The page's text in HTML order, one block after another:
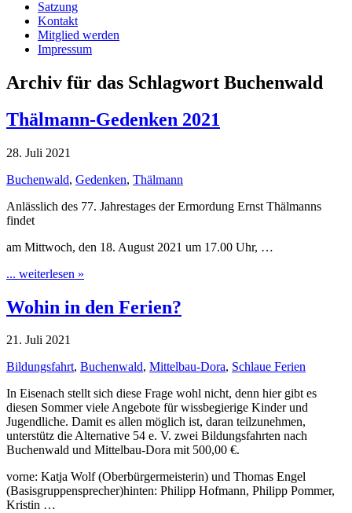
Satzung
Kontakt
Mitglied werden
Impressum
Archiv für das Schlagwort Buchenwald
Thälmann-Gedenken 2021
28. Juli 2021
Buchenwald, Gedenken, Thälmann
Anlässlich des 77. Jahrestages der Ermordung Ernst Thälmanns
findet
am Mittwoch, den 18. August 2021 um 17.00 Uhr, …
... weiterlesen »
Wohin in den Ferien?
21. Juli 2021
Bildungsfahrt, Buchenwald, Mittelbau-Dora, Schlaue Ferien
In Eisenach stellt sich diese Frage wohl nicht, denn hier gibt es
diesen Sommer viele Angebote für wissbegierige Kinder und
Jugendliche. Damit es allen möglich ist, daran teilzunehmen,
unterstütz die Alternative 54 e. V. zwei Bildungsfahrten nach
Buchenwald und Mittelbau-Dora mit 500,00 €.
vorne: Katja Wolf (Oberbürgermeisterin) und Thomas Engel
(Basisgruppensprecher)hinten: Philipp Hofmann, Philipp Pommer,
Kristin …